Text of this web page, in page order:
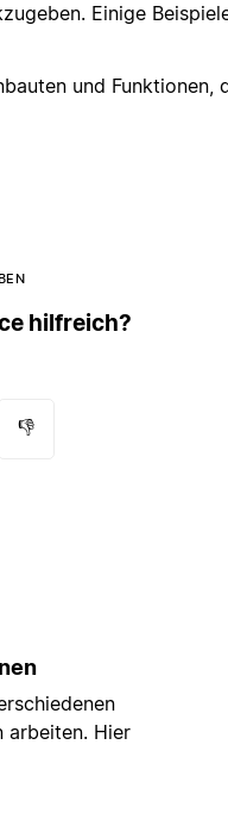
Einige
und Funktionen,
hilfreich?
👎
arbeiten. Hier